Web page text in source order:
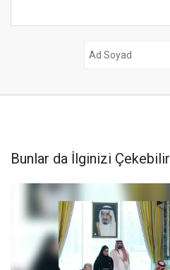
Bunlar da İlginizi Çekebilir